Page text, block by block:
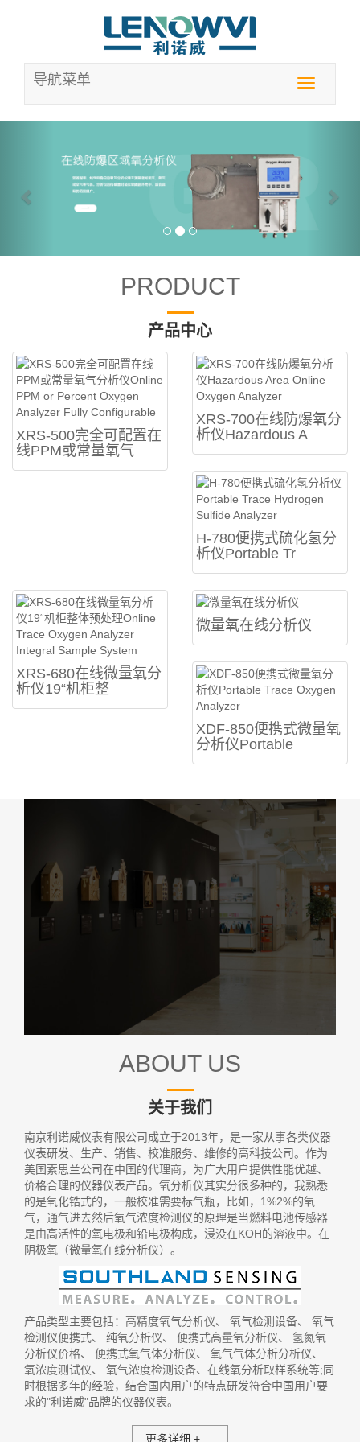
Toggle
导航菜单
PRODUCT
产品中心
XRS-500完全可配置在
线PPM或常量氧气
XRS-700在线防爆氧分
析仪Hazardous A
H-780便携式硫化氢分
析仪Portable Tr
XRS-680在线微量氧分
析仪19“机柜整
微量氧在线分析仪
XDF-850便携式微量氧
分析仪Portable
ABOUT US
关于我们
南京利诺威仪表有限公司成立于2013年，是一家从事各类仪器
仪表研发、生产、销售、校准服务、维修的高科技公司。作为
美国索思兰公司在中国的代理商，为广大用户提供性能优越、
价格合理的仪器仪表产品。氧分析仪其实分很多种的，我熟悉
的是氧化锆式的，一般校准需要标气瓶，比如，1%2%的氧
气，通气进去然后氧气浓度检测仪的原理是当燃料电池传感器
是由高活性的氧电极和铅电极构成，浸没在KOH的溶液中。在
阴极氧（微量氧在线分析仪）。
产品类型主要包括： 高精度氧气分析仪、 氧气检测设备、 氧气
检测仪便携式、 纯氧分析仪、 便携式高量氧分析仪、 氢氮氧
分析仪价格、 便携式氧气体分析仪、 氧气气体分析分析仪、
氧浓度测试仪、 氧气浓度检测设备、在线氧分析取样系统等;同
时根据多年的经验，结合国内用户的特点研发符合中国用户要
求的"利诺威"品牌的仪器仪表。
更多详细 +